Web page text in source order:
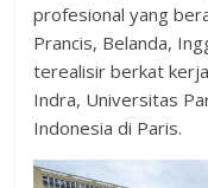
profesional yang
Prancis, Belanda,
terealisir berkat
Indra, Universitas
Indonesia di Paris.